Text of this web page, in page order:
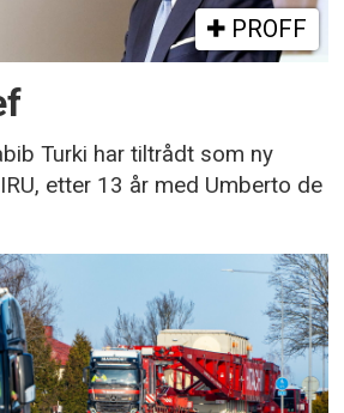
PROFF
Turki har tiltrådt som ny
etter 13 år med Umberto de